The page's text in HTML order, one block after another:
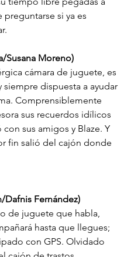
preguntarse si ya es
Susana Moreno)
cámara de juguete, es
siempre dispuesta a ayudar
Comprensiblemente
sus recuerdos idílicos
sus amigos y Blaze. Y
fin salió del cajón donde
Dafnis Fernández)
de juguete que habla,
hasta que llegues;
con GPS. Olvidado